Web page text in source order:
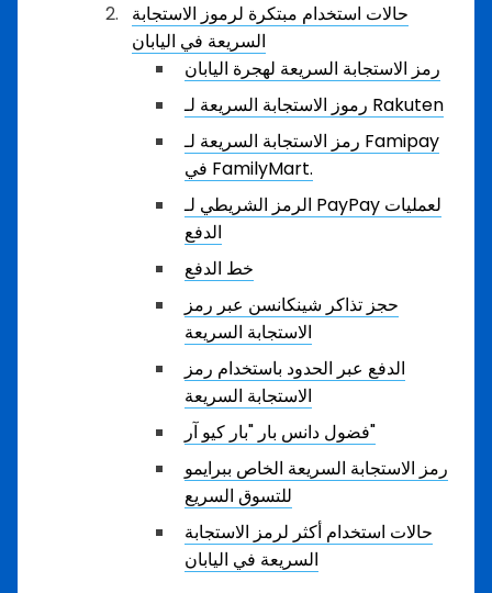
حالات استخدام مبتكرة لرموز الاستجابة
السريعة في اليابان
رمز الاستجابة السريعة لهجرة اليابان
رموز الاستجابة السريعة لـ Rakuten
رمز الاستجابة السريعة لـ Famipay
في FamilyMart.
الرمز الشريطي لـ PayPay لعمليات
الدفع
خط الدفع
حجز تذاكر شينكانسن عبر رمز
الاستجابة السريعة
الدفع عبر الحدود باستخدام رمز
الاستجابة السريعة
فضول دانس بار "بار كيو آر"
رمز الاستجابة السريعة الخاص ببرايمو
للتسوق السريع
حالات استخدام أكثر لرمز الاستجابة
السريعة في اليابان